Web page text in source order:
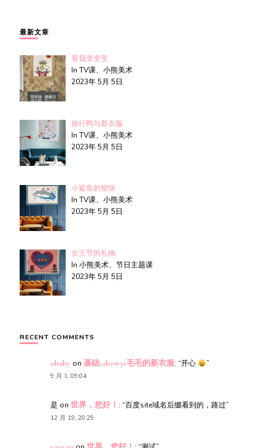
吗?
最新文章
看我变变变
In TV课、小熊美术
2023年 5月 5日
旅行鸭与新衣服
In TV课、小熊美术
2023年 5月 5日
小鲨鱼的烦恼
In TV课、小熊美术
2023年 5月 5日
女王节的礼物
In 小熊美术、节日主题课
2023年 5月 5日
RECENT COMMENTS
obaby on 基础s2l11w91毛毛的新衣服: “开心 ”
9 月 1, 09:04
是 on 世界，您好！ : “百度site域名后缀看到的，路过”
12 月 19, 20:29